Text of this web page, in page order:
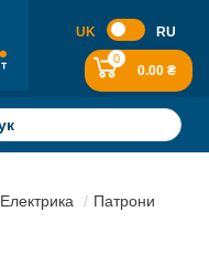
UK RU
0
0.00 ₴
Електрика
Патрони